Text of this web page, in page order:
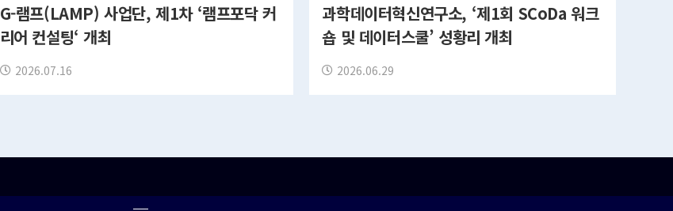
G-램프(LAMP) 사업단, 제1차 ‘램프포닥 커
리어 컨설팅‘ 개최
2026.07.16
과학데이터혁신연구소, ‘제1회 SCoDa 워크
숍 및 데이터스쿨’ 성황리 개최
2026.06.29